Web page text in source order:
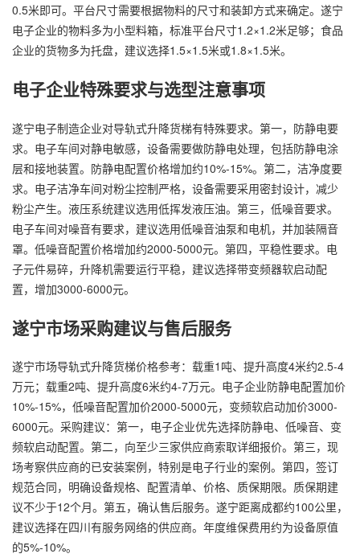
0.5米即可。平台尺寸需要根据物料的尺寸和装卸方式来确定。遂宁
电子企业的物料多为小型料箱，标准平台尺寸1.2×1.2米足够；食品
企业的货物多为托盘，建议选择1.5×1.5米或1.8×1.5米。
电子企业特殊要求与选型注意事项
遂宁电子制造企业对导轨式升降货梯有特殊要求。第一，防静电要
求。电子车间对静电敏感，设备需要做防静电处理，包括防静电涂
层和接地装置。防静电配置价格增加约10%-15%。第二，洁净度要
求。电子洁净车间对粉尘控制严格，设备需要采用密封设计，减少
粉尘产生。液压系统建议选用低挥发液压油。第三，低噪音要求。
电子车间对噪音有要求，建议选用低噪音油泵和电机，并加装隔音
罩。低噪音配置价格增加约2000-5000元。第四，平稳性要求。电
子元件易碎， 升降机需要运行平稳，建议选择带变频器软启动配
置，增加3000-6000元。
遂宁市场采购建议与售后服务
遂宁市场导轨式升降货梯价格参考：载重1吨、提升高度4米约2.5-4
万元；载重2吨、提升高度6米约4-7万元。电子企业防静电配置加价
10%-15%，低噪音配置加价2000-5000元，变频软启动加价3000-
6000元。采购建议：第一，电子企业优先选择防静电、低噪音、变
频软启动配置。第二，向至少三家供应商索取详细报价。第三，现
场考察供应商的已安装案例，特别是电子行业的案例。第四，签订
规范合同，明确设备规格、配置清单、价格、质保期限。质保期建
议不少于12个月。第五，确认售后服务。遂宁距离成都约100公里，
建议选择在四川有服务网络的供应商。年度维保费用约为设备原值
的5%-10%。